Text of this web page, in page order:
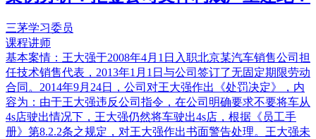
三茅学习委员
课程讲师
基本案情：王大强于2008年4月1日入职北京某汽车销售公司担
任技术销售代表，2013年1月1日与公司签订了无固定期限劳动
合同。2014年9月24日，公司对王大强作出《处罚决定》，内
容为：由于王大强违反公司指令，在公司明确要求不要将车从
4s店驶出情况下，王大强仍然将车驶出4s店，根据《员工手
册》第8.2.2条之规定，对王大强作出书面警告处理。王大强未